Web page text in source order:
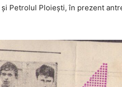
Petrolul Ploiești, în prezent